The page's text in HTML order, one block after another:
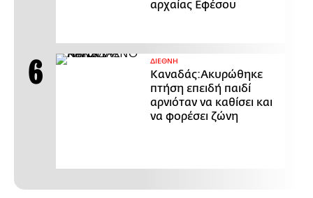
αρχαίας Εφέσου
ΔΙΕΘΝΗ
Καναδάς:Ακυρώθηκε
πτήση επειδή παιδί
αρνιόταν να καθίσει και
να φορέσει ζώνη